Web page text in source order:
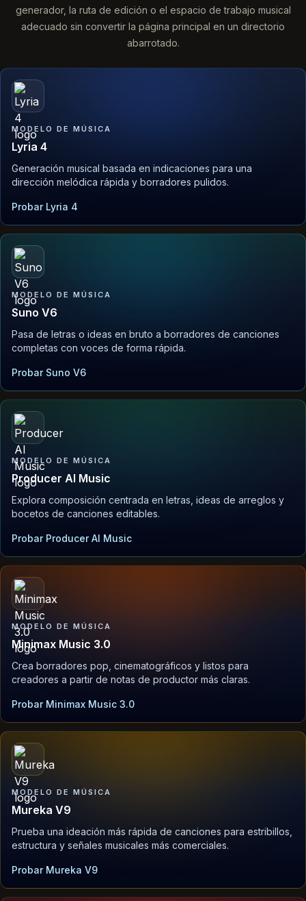
generador, la ruta de edición o el espacio de trabajo musical
adecuado sin convertir la página principal en un directorio
abarrotado.
MODELO DE MÚSICA
Lyria 4
Generación musical basada en indicaciones para una
dirección melódica rápida y borradores pulidos.
Probar Lyria 4
MODELO DE MÚSICA
Suno V6
Pasa de letras o ideas en bruto a borradores de canciones
completas con voces de forma rápida.
Probar Suno V6
MODELO DE MÚSICA
Producer AI Music
Explora composición centrada en letras, ideas de arreglos y
bocetos de canciones editables.
Probar Producer AI Music
MODELO DE MÚSICA
Minimax Music 3.0
Crea borradores pop, cinematográficos y listos para
creadores a partir de notas de productor más claras.
Probar Minimax Music 3.0
MODELO DE MÚSICA
Mureka V9
Prueba una ideación más rápida de canciones para estribillos,
estructura y señales musicales más comerciales.
Probar Mureka V9